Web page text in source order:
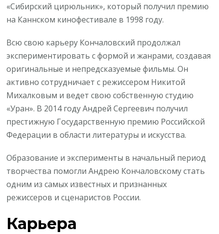
«Сибирский цирюльник», который получил премию
на Каннском кинофестивале в 1998 году.
Всю свою карьеру Кончаловский продолжал
экспериментировать с формой и жанрами, создавая
оригинальные и непредсказуемые фильмы. Он
активно сотрудничает с режиссером Никитой
Михалковым и ведет свою собственную студию
«Уран». В 2014 году Андрей Сергеевич получил
престижную Государственную премию Российской
Федерации в области литературы и искусства.
Образование и эксперименты в начальный период
творчества помогли Андрею Кончаловскому стать
одним из самых известных и признанных
режиссеров и сценаристов России.
Карьера